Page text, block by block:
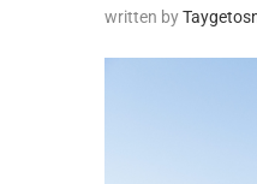
written by